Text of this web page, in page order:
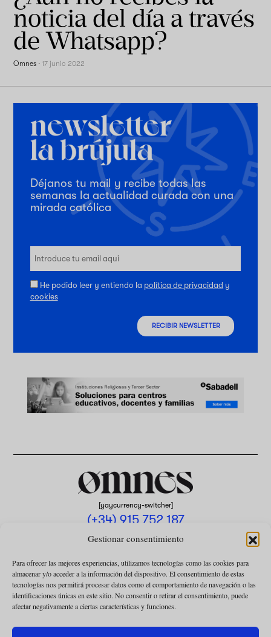
Gestionar consentimiento
Para ofrecer las mejores experiencias, utilizamos tecnologías como las cookies para
almacenar y/o acceder a la información del dispositivo. El consentimiento de estas
tecnologías nos permitirá procesar datos como el comportamiento de navegación o las
identificaciones únicas en este sitio. No consentir o retirar el consentimiento, puede
afectar negativamente a ciertas características y funciones.
noticia del día a través
de Whatsapp?
Omnes ·17 junio 2022
Déjanos tu mail y recibe todas las
semanas la actualidad curada con una
mirada católica
He podido leer y entiendo la política de privacidad y
cookies
RECIBIR NEWSLETTER
[yaycurrency-switcher]
(+34) 915 752 187
omnes@omnesmag.com